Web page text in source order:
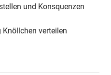
und Konsquenzen
verteilen